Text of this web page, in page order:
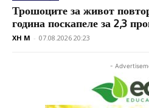
Трошоците за живот
година поскапеле за 2,3
XH M - 07.08.2026 20:23
-